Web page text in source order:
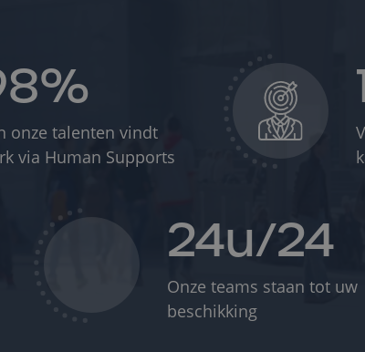
onze talenten vindt
via Human Supports
24u/24
Onze teams staan tot uw
beschikking